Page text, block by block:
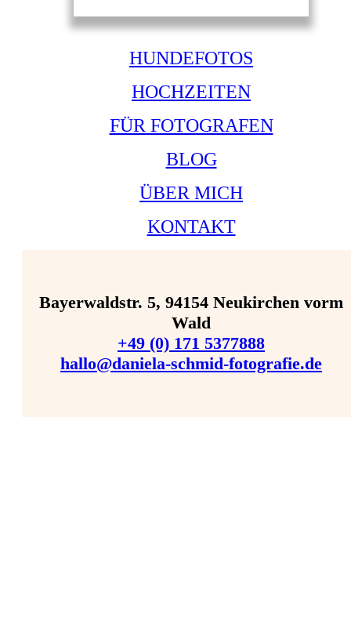
HUNDEFOTOS
HOCHZEITEN
FÜR FOTOGRAFEN
BLOG
ÜBER MICH
KONTAKT
Bayerwaldstr. 5, 94154 Neukirchen vorm
Wald
+49 (0) 171 5377888
hallo@daniela-schmid-fotografie.de